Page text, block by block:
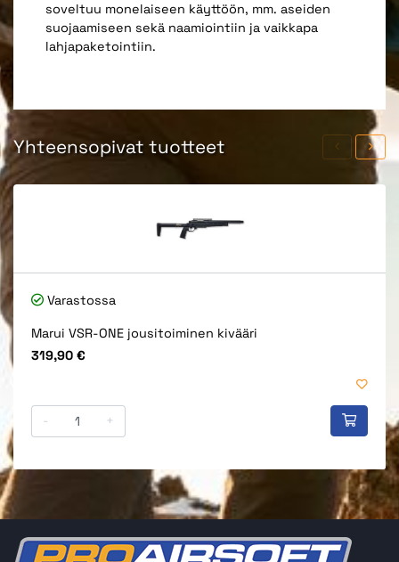
soveltuu monelaiseen käyttöön, mm. aseiden
suojaamiseen sekä naamiointiin ja vaikkapa
lahjapaketointiin.
Yhteensopivat tuotteet
Varastossa
Marui VSR-ONE jousitoiminen kivääri
Hinta
319,90 €
- +